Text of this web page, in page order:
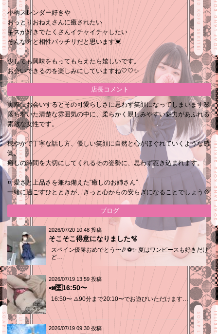
小柄スレンダー好きや
おっとりおねえさんに癒されたい
キスが好きでたくさんイチャイチャしたい
そんな方と相性バッチリだと思います💓
少しでも興味をもってもらえたら嬉しいです。
お会いできるのを楽しみにしていますね🤍🤍✨
店長コメント
実際にお会いするとその可愛らしさに思わず笑顔になってしまいます🌸
落ち着いた清楚な雰囲気の中に、柔らかく親しみやすい魅力があふれる
素敵な女性です。
穏やかで丁寧な話し方、優しい笑顔に自然と心がほぐれていくような感
覚。
癒しの時間を大切にしてくれるその姿勢に、思わず惹き込まれます。
可愛さと上品さを兼ね備えた“癒しのお姉さん”
一緒に過ごすひとときが、きっと心からの安らぎになることでしょう💠
ブログ
2026/07/20 10:48 投稿
そこそこ得意になりました🫧
スペイン優勝おめでとう〜🎉⚽️✨ 夏はワンピースも好きだけ
ど…
2026/07/19 13:59 投稿
📣🈳16:50〜
16:50〜 ⚠️90分まで20:10〜でお遊びいただけます…
2026/07/19 09:30 投稿